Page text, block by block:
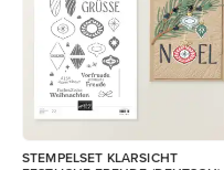
STEMPELSET KLARSICHT